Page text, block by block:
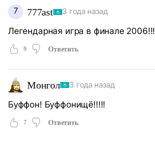
7 777ast 3 года назад
Легендарная игра в финале 2006!!!
9 Ответить
Монгол 3 года назад
Буффон! Буффонищё!!!!!
7 Ответить